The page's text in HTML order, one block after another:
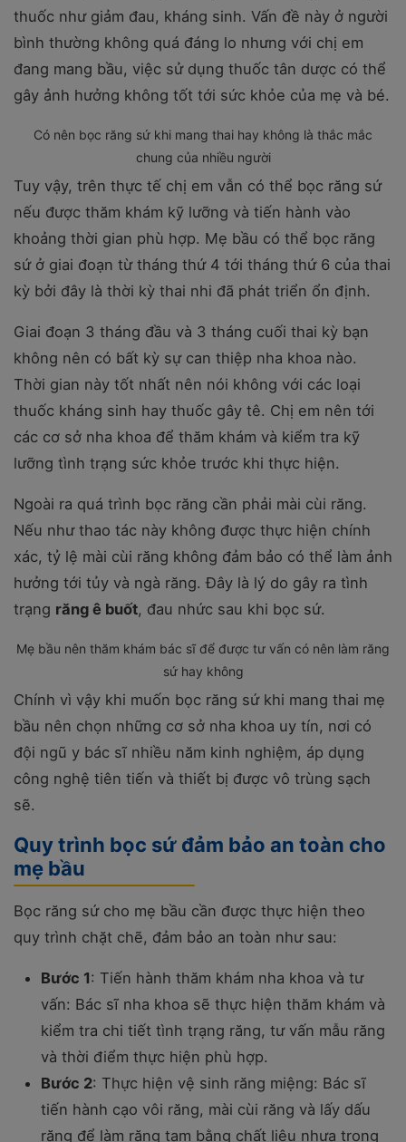
thuốc như giảm đau, kháng sinh. Vấn đề này ở người
bình thường không quá đáng lo nhưng với chị em
đang mang bầu, việc sử dụng thuốc tân dược có thể
gây ảnh hưởng không tốt tới sức khỏe của mẹ và bé.
Có nên bọc răng sứ khi mang thai hay không là thắc mắc
chung của nhiều người
Tuy vậy, trên thực tế chị em vẫn có thể bọc răng sứ
nếu được thăm khám kỹ lưỡng và tiến hành vào
khoảng thời gian phù hợp. Mẹ bầu có thể bọc răng
sứ ở giai đoạn từ tháng thứ 4 tới tháng thứ 6 của thai
kỳ bởi đây là thời kỳ thai nhi đã phát triển ổn định.
Giai đoạn 3 tháng đầu và 3 tháng cuối thai kỳ bạn
không nên có bất kỳ sự can thiệp nha khoa nào.
Thời gian này tốt nhất nên nói không với các loại
thuốc kháng sinh hay thuốc gây tê. Chị em nên tới
các cơ sở nha khoa để thăm khám và kiểm tra kỹ
lưỡng tình trạng sức khỏe trước khi thực hiện.
Ngoài ra quá trình bọc răng cần phải mài cùi răng.
Nếu như thao tác này không được thực hiện chính
xác, tỷ lệ mài cùi răng không đảm bảo có thể làm ảnh
hưởng tới tủy và ngà răng. Đây là lý do gây ra tình
trạng răng ê buốt, đau nhức sau khi bọc sứ.
Mẹ bầu nên thăm khám bác sĩ để được tư vấn có nên làm răng
sứ hay không
Chính vì vậy khi muốn bọc răng sứ khi mang thai mẹ
bầu nên chọn những cơ sở nha khoa uy tín, nơi có
đội ngũ y bác sĩ nhiều năm kinh nghiệm, áp dụng
công nghệ tiên tiến và thiết bị được vô trùng sạch
sẽ.
Quy trình bọc sứ đảm bảo an toàn cho
mẹ bầu
Bọc răng sứ cho mẹ bầu cần được thực hiện theo
quy trình chặt chẽ, đảm bảo an toàn như sau:
Bước 1: Tiến hành thăm khám nha khoa và tư
vấn: Bác sĩ nha khoa sẽ thực hiện thăm khám và
kiểm tra chi tiết tình trạng răng, tư vấn mẫu răng
và thời điểm thực hiện phù hợp.
Bước 2: Thực hiện vệ sinh răng miệng: Bác sĩ
tiến hành cạo vôi răng, mài cùi răng và lấy dấu
răng để làm răng tạm bằng chất liệu nhựa trong